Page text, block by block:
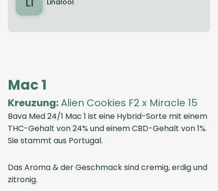
Mac 1
Kreuzung:Alien Cookies F2 x Miracle 15
Bava Med 24/1 Mac 1 ist eine Hybrid-Sorte mit einem
THC-Gehalt von 24% und einem CBD-Gehalt von 1%.
Sie stammt aus Portugal.
Das Aroma & der Geschmack sind cremig, erdig und
zitronig.